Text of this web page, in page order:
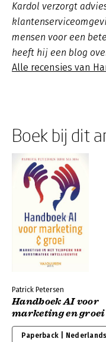
Kardol verzorgt
mensen voor een
heeft hij een blog
Alle recensies van
Boek bij dit
Patrick Petersen
Handboek AI voor
marketing en groei
Paperback | Nederlands